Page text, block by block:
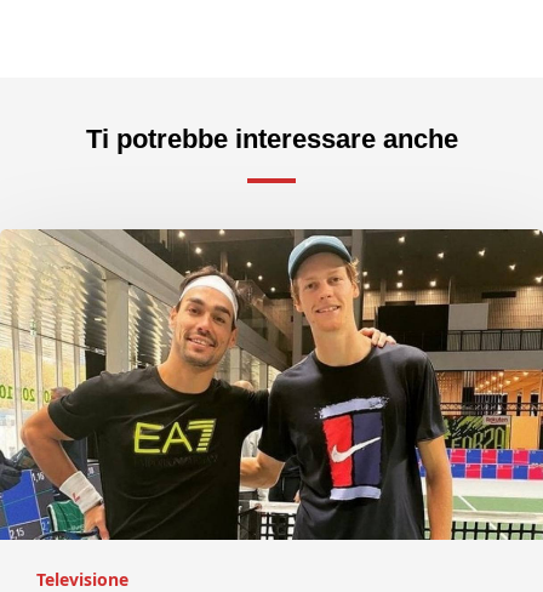
Ti potrebbe interessare anche
Televisione